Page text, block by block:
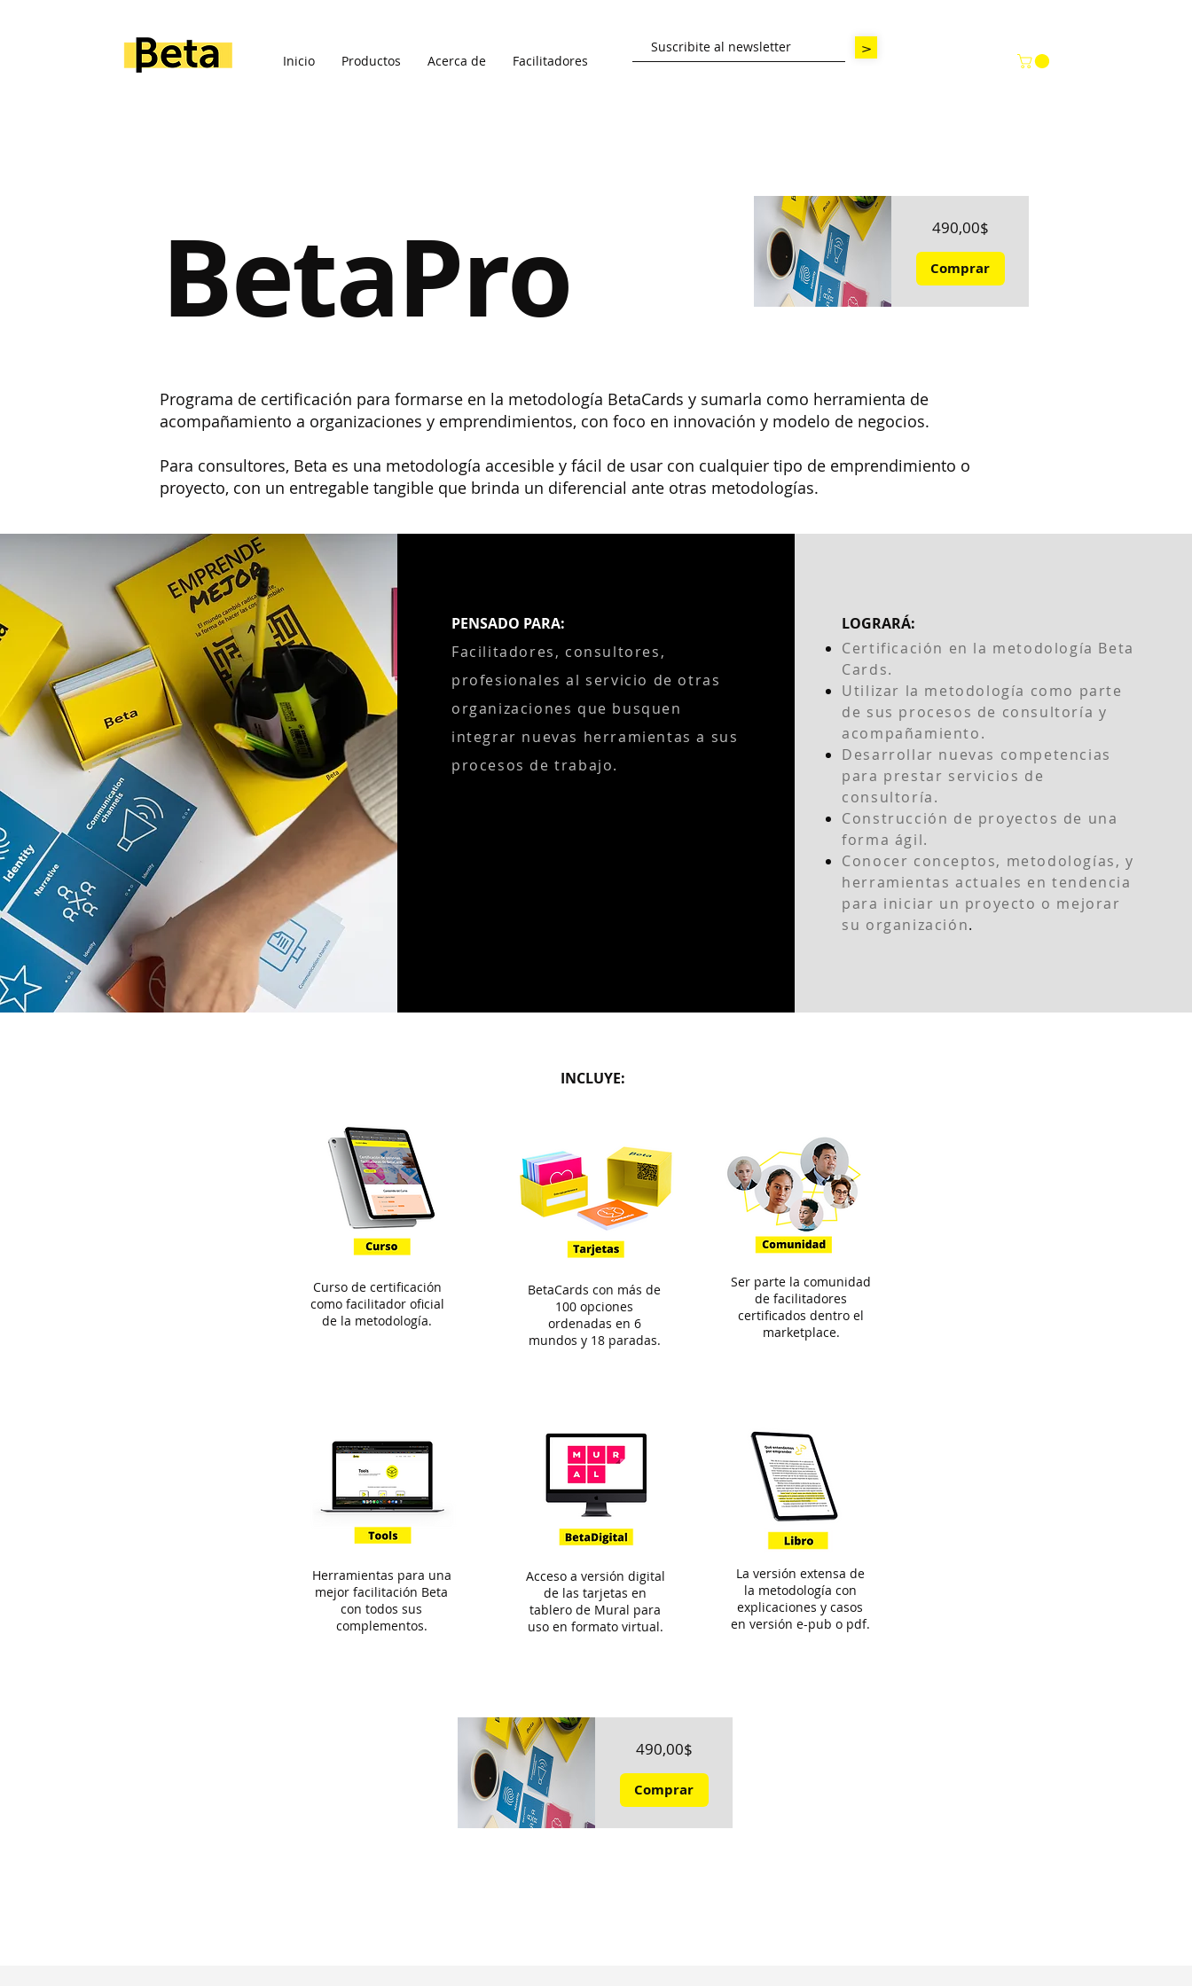
Inicio Productos Acerca de Facilitadores
>
BetaPro 490,00$Precio
Comprar
Programa de certificación para formarse en la metodología BetaCards y sumarla como herramienta de
acompañamiento a organizaciones y emprendimientos, con foco en innovación y modelo de negocios.
Para consultores, Beta es una metodología accesible y fácil de usar con cualquier tipo de emprendimiento o
proyecto, con un entregable tangible que brinda un diferencial ante otras metodologías.
PENSADO PARA:
Facilitadores, consultores,
profesionales al servicio de otras
organizaciones que busquen
integrar nuevas herramientas a sus
procesos de trabajo.
LOGRARÁ:
Certificación en la metodología Beta
Cards.
Utilizar la metodología como parte
de sus procesos de consultoría y
acompañamiento.
Desarrollar nuevas competencias
para prestar servicios de
consultoría.
Construcción de proyectos de una
forma ágil.
Conocer conceptos, metodologías, y
herramientas actuales en tendencia
para iniciar un proyecto o mejorar
su organización.
Curso de certificación
como facilitador oficial
de la metodología.
Ser parte la comunidad
de facilitadores
certificados dentro el
marketplace.
Acceso a versión digital
de las tarjetas en
tablero de Mural para
uso en formato virtual.
La versión extensa de
la metodología con
explicaciones y casos
en versión e-pub o pdf.
490,00$Precio
Comprar
INCLUYE:
BetaCards con más de
100 opciones
ordenadas en 6
mundos y 18 paradas.
Herramientas para una
mejor facilitación Beta
con todos sus
complementos.